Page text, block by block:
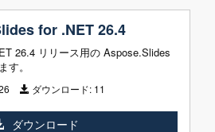
for .NET 26.4
26.4 リリース用の Aspose.Slides
す。
ダウンロード: 11
ダウンロード